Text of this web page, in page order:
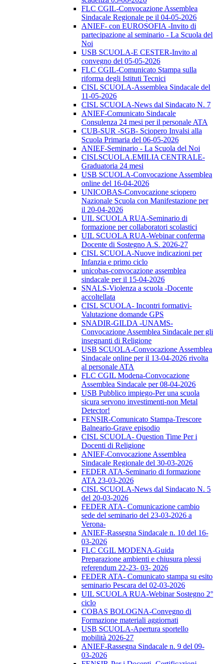
FLC CGIL-Convocazione Assemblea
Sindacale Regionale pe il 04-05-2026
ANIEF- con EUROSOFIA -Invito di
partecipazione al seminario - La Scuola del
Noi
USB SCUOLA-E CESTER-Invito al
convegno del 05-05-2026
FLC CGIL-Comunicato Stampa sulla
riforma degli Istituti Tecnici
CISL SCUOLA-Assemblea Sindacale del
11-05-2026
CISL SCUOLA-News dal Sindacato N. 7
ANIEF-Comunicato Sindacale
Consulenza 24 mesi per il personale ATA
CUB-SUR -SGB- Sciopero Invalsi alla
Scuola Primaria del 06-05-2026
ANIEF-Seminario - La Scuola del Noi
CISLSCUOLA.EMILIA CENTRALE-
Graduatoria 24 mesi
USB SCUOLA-Convocazione Assemblea
online del 16-04-2026
UNICOBAS-Convocazione sciopero
Nazionale Scuola con Manifestazione per
il 20-04-2026
UIL SCUOLA RUA-Seminario di
formazione per collaboratori scolastici
UIL SCUOLA RUA-Webinar conferma
Docente di Sostegno A.S. 2026-27
CISL SCUOLA-Nuove indicazioni per
Infanzia e primo ciclo
unicobas-convocazione assemblea
sindacale per il 15-04-2026
SNALS-Violenza a scuola -Docente
accoltellata
CISL SCUOLA- Incontri formativi-
Valutazione domande GPS
SNADIR-GILDA -UNAMS-
Convocazione Assemblea Sindacale per gli
insegnanti di Religione
USB SCUOLA-Convocazione Assemblea
Sindacale online per il 13-04-2026 rivolta
al personale ATA
FLC CGIL Modena-Convocazione
Assemblea Sindacale per 08-04-2026
USB Pubblico impiego-Per una scuola
sicura servono investimenti-non Metal
Detector!
FENSIR-Comunicato Stampa-Trescore
Balneario-Grave episodio
CISL SCUOLA- Question Time Per i
Docenti di Religione
ANIEF-Convocazione Assemblea
Sindacale Regionale del 30-03-2026
FEDER ATA-Seminario di formazione
ATA 23-03-2026
CISL SCUOLA-News dal Sindacato N. 5
del 20-03-2026
FEDER ATA- Comunicazione cambio
sede del seminario del 23-03-2026 a
Verona-
ANIEF-Rassegna Sindacale n. 10 del 16-
03-2026
FLC CGIL MODENA-Guida
Preparazione ambienti e chiusura plessi
referendum 22-23- 03- 2026
FEDER ATA- Comunicato stampa su esito
seminario Pescara del 02-03-2026
UIL SCUOLA RUA-Webinar Sostegno 2°
ciclo
COBAS BOLOGNA-Convegno di
Formazione materiali aggiornati
USB SCUOLA-Apertura sportello
mobilità 2026-27
ANIEF-Rassegna Sindacale n. 9 del 09-
03-2026